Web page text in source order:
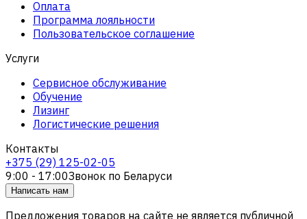
Оплата
Программа лояльности
Пользовательское соглашение
Услуги
Сервисное обслуживание
Обучение
Лизинг
Логистические решения
Контакты
+375 (29) 125-02-05
9:00 - 17:00Звонок по Беларуси
Написать нам
Предложения товаров на сайте не является публичной